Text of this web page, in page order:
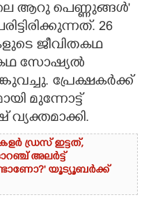
ആറു പെണ്ണുങ്ങൾ'
26
ജീവിതകഥ
കഥ സോഷ്യൽ
പ്രേക്ഷകർക്ക്
മുന്നോട്ട്
ഡ്രസ് ഇട്ടത്,
അല‌ർട്ട്
യൂട്യൂബർക്ക്